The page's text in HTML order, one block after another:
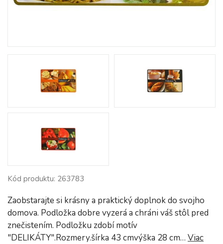
Kód produktu: 263783
Zaobstarajte si krásny a praktický doplnok do svojho
domova. Podložka dobre vyzerá a chráni váš stôl pred
znečistením. Podložku zdobí motív
"DELIKÁTY".Rozmery.šírka 43 cmvýška 28 cm… Viac